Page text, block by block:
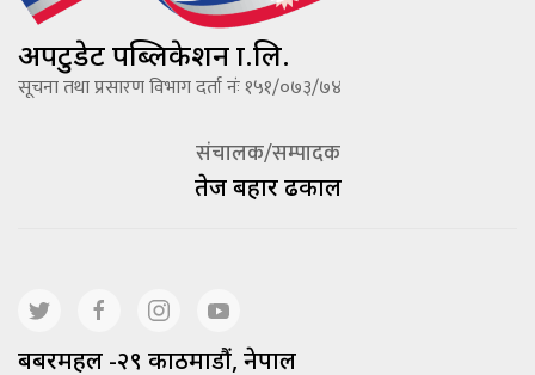
अपटुडेट पब्लिकेशन प्रा.लि.
सूचना तथा प्रसारण विभाग दर्ता नंः १५१/०७३/७४
संचालक/सम्पादक
तेज बहादूर ढकाल
बबरमहल -२९ काठमाडौं, नेपाल